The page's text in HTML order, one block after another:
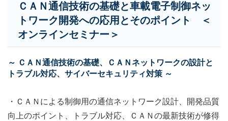
ＣＡＮ通信技術の基礎と車載電子制御ネッ
トワーク開発への応用とそのポイント ＜
オンラインセミナー＞
～ ＣＡＮ通信技術の基礎、ＣＡＮネットワークの設計と
トラブル対応、サイバーセキュリティ対策 ～
・ＣＡＮによる制御用の通信ネットワーク設計、開発品質
向上のポイント、トラブル対応、ＣＡＮの最新技術が修得